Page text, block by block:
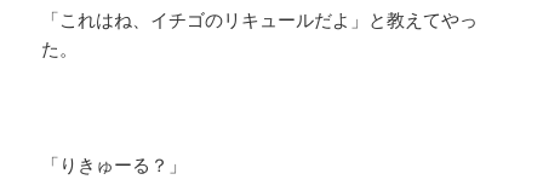
「これはね、イチゴのリキュールだよ」と教えてやっ
た。
「りきゅーる？」